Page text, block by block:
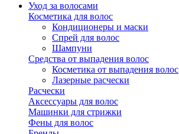
Уход за волосами
Косметика для волос
Кондиционеры и маски
Спрей для волос
Шампуни
Средства от выпадения волос
Косметика от выпадения волос
Лазерные расчески
Расчески
Аксессуары для волос
Машинки для стрижки
Фены для волос